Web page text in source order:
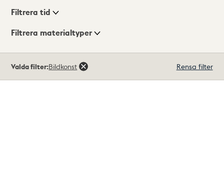
Visningsläge
Filtrera tid
Filtrera materialtyper
träffar
Valda filter:Bildkonst Rensa filter